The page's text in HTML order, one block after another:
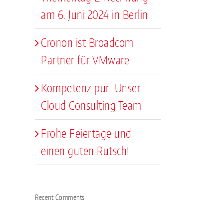
am 6. Juni 2024 in Berlin
Cronon ist Broadcom
Partner für VMware
Kompetenz pur: Unser
Cloud Consulting Team
Frohe Feiertage und
einen guten Rutsch!
Recent Comments